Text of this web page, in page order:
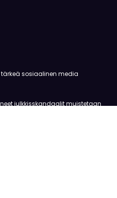
sosiaalinen media
julkkisskandaalit muistetaan